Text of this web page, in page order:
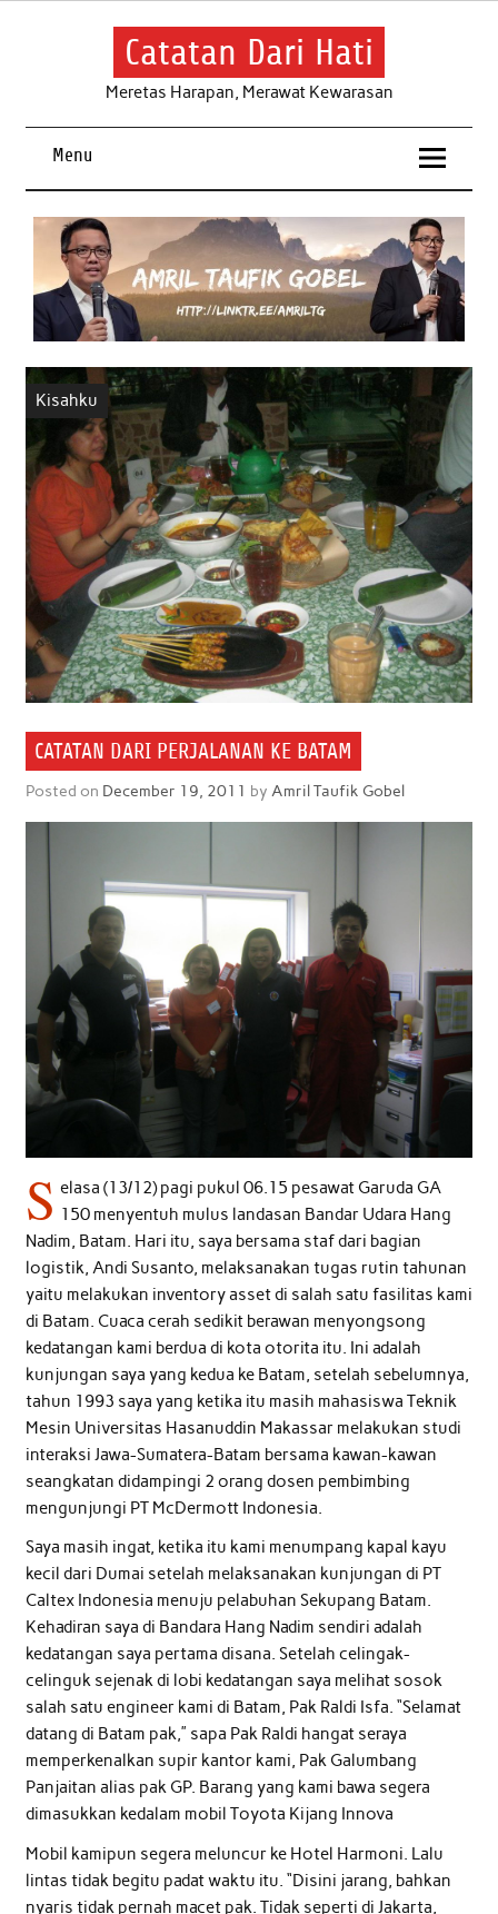
Skip
Catatan Dari Hati
Meretas Harapan, Merawat Kewarasan
Menu
Kisahku
CATATAN DARI PERJALANAN KE BATAM
Posted on December 19, 2011 by Amril Taufik Gobel
S elasa (13/12) pagi pukul 06.15 pesawat Garuda GA
150 menyentuh mulus landasan Bandar Udara Hang
Nadim, Batam. Hari itu, saya bersama staf dari bagian
logistik, Andi Susanto, melaksanakan tugas rutin tahunan
yaitu melakukan inventory asset di salah satu fasilitas kami
di Batam. Cuaca cerah sedikit berawan menyongsong
kedatangan kami berdua di kota otorita itu. Ini adalah
kunjungan saya yang kedua ke Batam, setelah sebelumnya,
tahun 1993 saya yang ketika itu masih mahasiswa Teknik
Mesin Universitas Hasanuddin Makassar melakukan studi
interaksi Jawa-Sumatera-Batam bersama kawan-kawan
seangkatan didampingi 2 orang dosen pembimbing
mengunjungi PT McDermott Indonesia.
Saya masih ingat, ketika itu kami menumpang kapal kayu
kecil dari Dumai setelah melaksanakan kunjungan di PT
Caltex Indonesia menuju pelabuhan Sekupang Batam.
Kehadiran saya di Bandara Hang Nadim sendiri adalah
kedatangan saya pertama disana. Setelah celingak-
celinguk sejenak di lobi kedatangan saya melihat sosok
salah satu engineer kami di Batam, Pak Raldi Isfa. “Selamat
datang di Batam pak,” sapa Pak Raldi hangat seraya
memperkenalkan supir kantor kami, Pak Galumbang
Panjaitan alias pak GP. Barang yang kami bawa segera
dimasukkan kedalam mobil Toyota Kijang Innova
Mobil kamipun segera meluncur ke Hotel Harmoni. Lalu
lintas tidak begitu padat waktu itu. “Disini jarang, bahkan
nyaris tidak pernah macet pak. Tidak seperti di Jakarta,